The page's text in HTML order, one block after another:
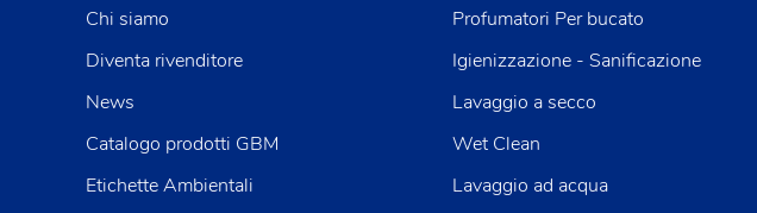
Profumatori Per bucato
Igienizzazione - Sanificazione
Lavaggio a secco
Wet Clean
Lavaggio ad acqua
Chi siamo
Diventa rivenditore
News
Catalogo prodotti GBM
Etichette Ambientali